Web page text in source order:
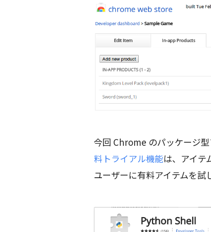
今回 Chrome のパッケージ
料トライアル機能は、アイテ
ユーザーに有料アイテムを試